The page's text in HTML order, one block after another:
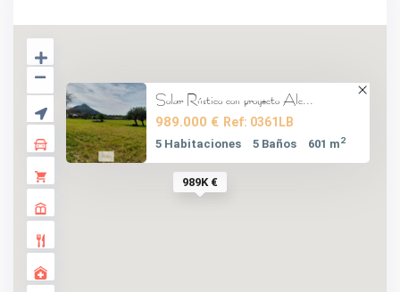
989K €
Solar Rústico con proyecto Alc...
989.000 € Ref: 0361LB
5 Habitaciones 5 Baños 601 m2